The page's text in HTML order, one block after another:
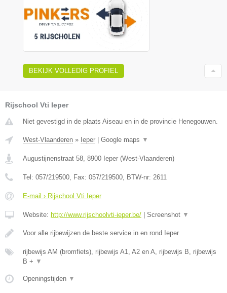
BEKIJK VOLLEDIG PROFIEL
Rijschool Vti Ieper
Niet gevestigd in de plaats Aiseau en in de provincie Henegouwen.
West-Vlaanderen » Ieper Google maps ▼
Augustijnenstraat 58, 8900 Ieper (West-Vlaanderen)
Tel: 057/219500, Fax: 057/219500, BTW-nr: 2611
E-mail › Rijschool Vti Ieper
Website: http://www.rijschoolvti-ieper.be/ Screenshot ▼
Voor alle rijbewijzen de beste service in en rond Ieper
rijbewijs AM (bromfiets), rijbewijs A1, A2 en A, rijbewijs B, rijbewijs
B + ▼
Openingstijden ▼